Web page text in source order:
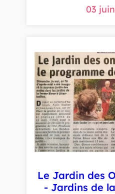
03
Le Jardin des
- Jardins de